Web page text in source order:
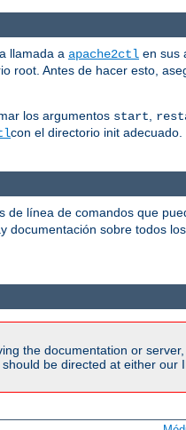
llamada a apache2ctl en sus
root. Antes de hacer esto,
los argumentos start,
con el directorio init
de línea de comandos que
documentación sobre todos los
the documentation or
be directed at either